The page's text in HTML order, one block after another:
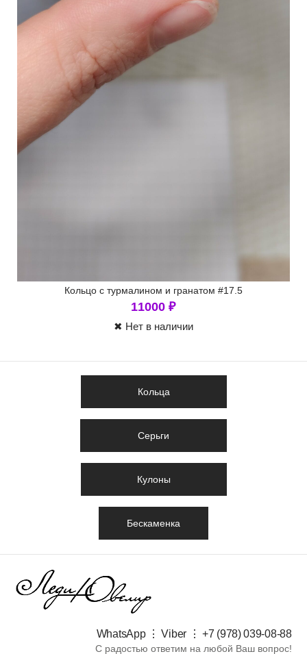
Кольцо с турмалином и гранатом #17.5
11000 ₽
✖ Нет в наличии
Кольца
Серьги
Кулоны
Бескаменка
WhatsApp ⋮ Viber ⋮ +7 (978) 039-08-88​
С радостью ответим на любой Ваш вопрос!